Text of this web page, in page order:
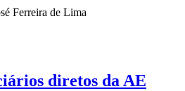
Ferreira de Lima
diretos da AE